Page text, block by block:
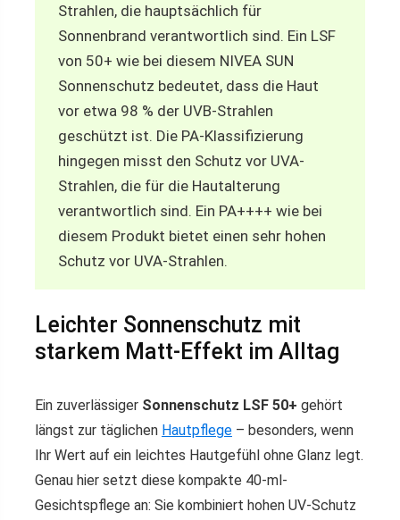
Strahlen, die hauptsächlich für
Sonnenbrand verantwortlich sind. Ein LSF
von 50+ wie bei diesem NIVEA SUN
Sonnenschutz bedeutet, dass die Haut
vor etwa 98 % der UVB-Strahlen
geschützt ist. Die PA-Klassifizierung
hingegen misst den Schutz vor UVA-
Strahlen, die für die Hautalterung
verantwortlich sind. Ein PA++++ wie bei
diesem Produkt bietet einen sehr hohen
Schutz vor UVA-Strahlen.
Leichter Sonnenschutz mit
starkem Matt-Effekt im Alltag
Ein zuverlässiger Sonnenschutz LSF 50+ gehört
längst zur täglichen Hautpflege – besonders, wenn
Ihr Wert auf ein leichtes Hautgefühl ohne Glanz legt.
Genau hier setzt diese kompakte 40-ml-
Gesichtspflege an: Sie kombiniert hohen UV-Schutz